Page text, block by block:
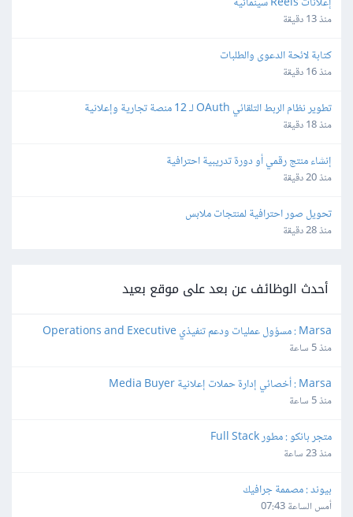
منذ 13 دقيقة
كتابة لائحة الدعوى والطلبات
منذ 16 دقيقة
تطوير نظام الربط التلقائي OAuth لـ 12 منصة تجارية وإعلانية
منذ 18 دقيقة
إنشاء منتج رقمي أو دورة تدريبية احترافية
منذ 20 دقيقة
تحويل صور احترافية لمنتجات ملابس
منذ 28 دقيقة
أحدث الوظائف عن بعد على موقع بعيد
Support Lead
منذ 5 ساعة
Marsa : أخصائي إدارة حملات إعلانية Media Buyer
منذ 5 ساعة
متجر بانكو : مطور Full Stack
منذ 23 ساعة
بيوند : مصممة جرافيك
أمس الساعة 07:43